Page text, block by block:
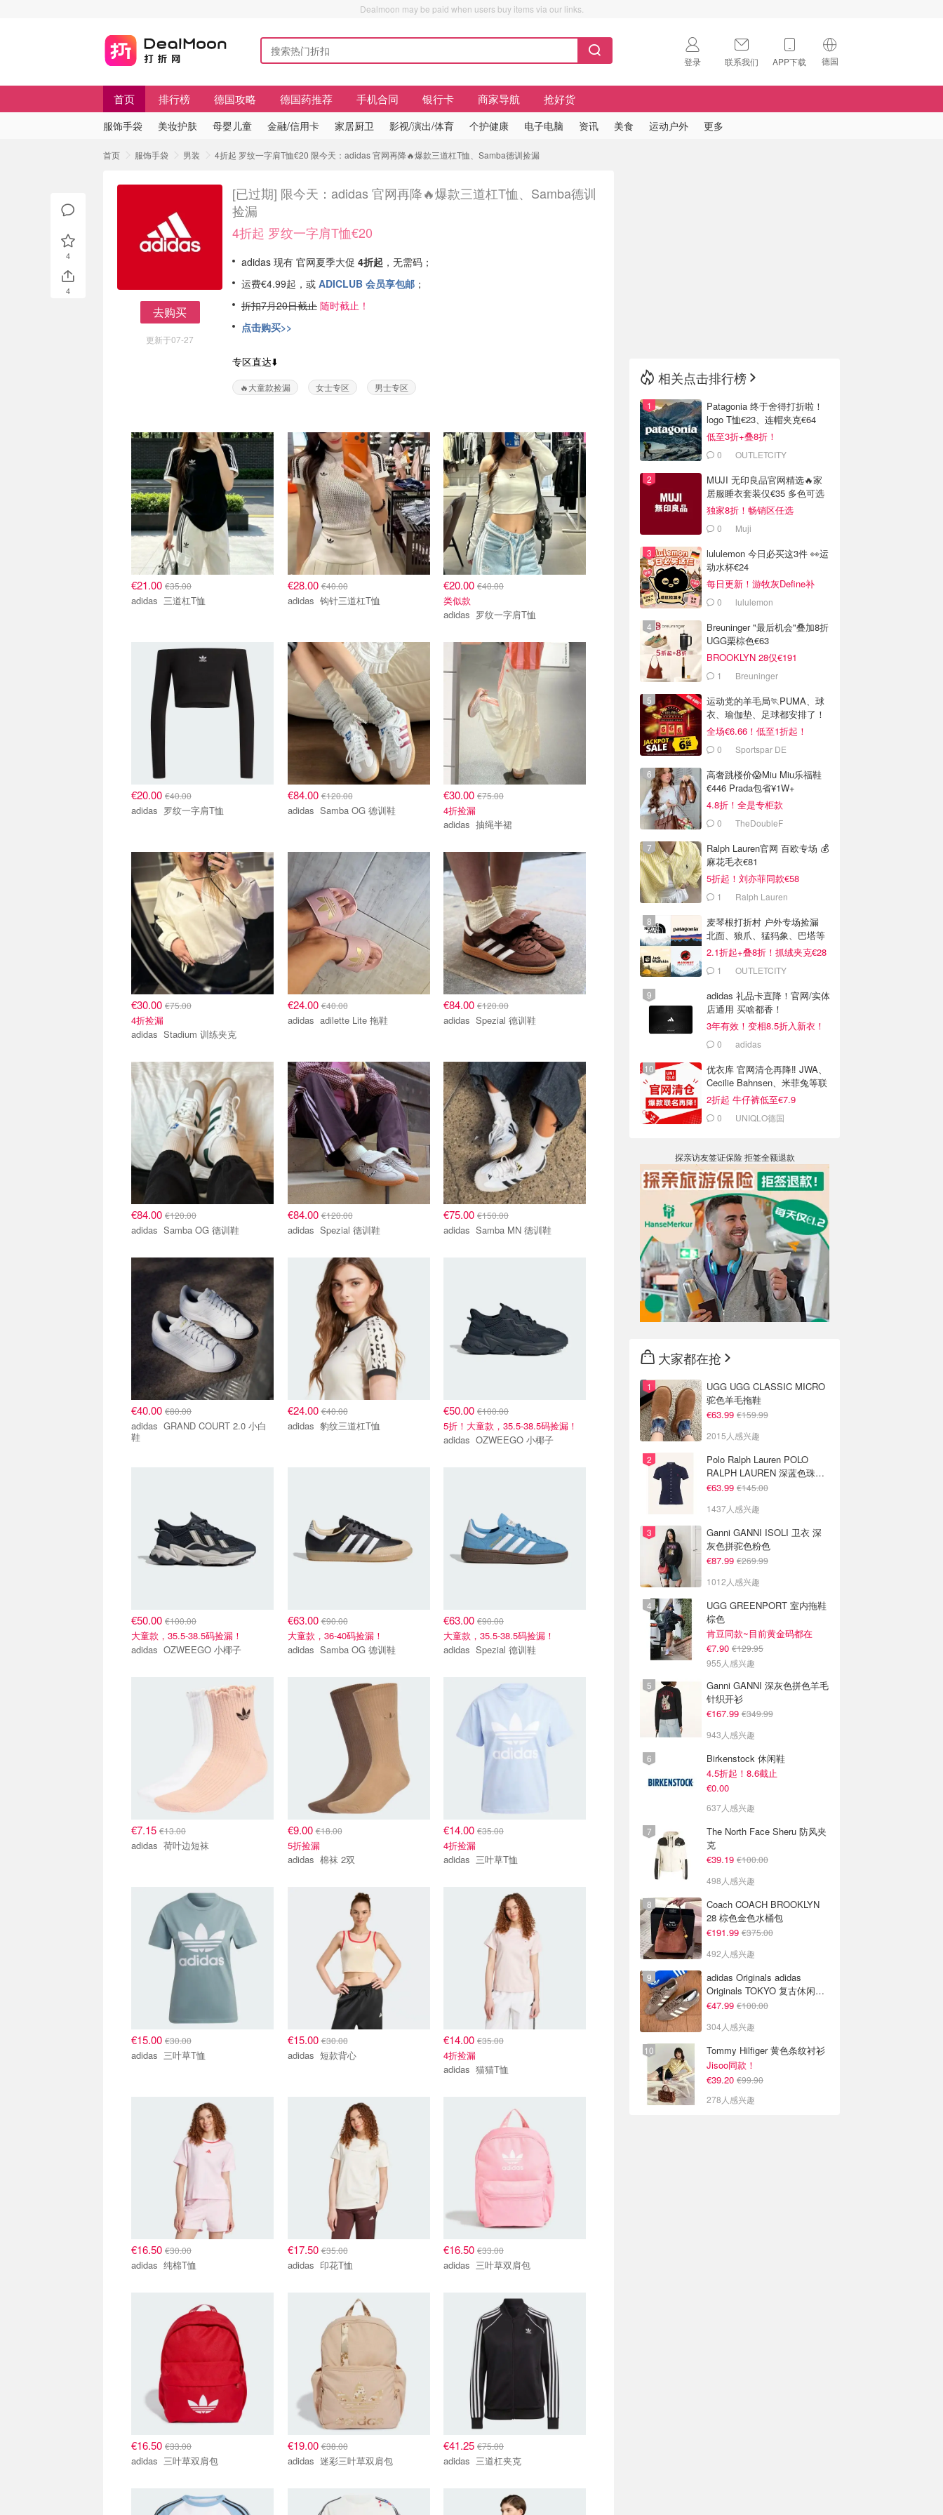
Dealmoon may be paid when users buy items via our links.
登录 联系我们 APP下载 德国
🇺🇸
首页 排行榜 德国攻略 德国药推荐 手机合同 银行卡 商家导航 抢好货
服饰手袋 美妆护肤 母婴儿童 金融/信用卡 家居厨卫 影视/演出/体育 个护健康 电子电脑 资讯 美食 运动户外 更多
首页 服饰手袋 男装 4折起 罗纹一字肩T恤€20 限今天：adidas 官网再降🔥爆款三道杠T恤、Samba德训捡漏
去购买
更新于07-27
[已过期] 限今天：adidas 官网再降🔥爆款三道杠T恤、Samba德训
捡漏
4折起 罗纹一字肩T恤€20
adidas 现有 官网夏季大促 4折起 ，无需码；
运费€4.99起，或 ADICLUB 会员享包邮 ；
折扣7月20日截止 随时截止！
点击购买>>
专区直达⬇️
🔥大童款捡漏 女士专区 男士专区
€21.00 €35.00
adidas 三道杠T恤
€28.00€40.00
adidas 钩针三道杠T恤
€20.00 €40.00
类似款
adidas 罗纹一字肩T恤
€20.00 €40.00
adidas 罗纹一字肩T恤
€84.00€120.00
adidas Samba OG 德训鞋
€30.00 €75.00
4折捡漏
adidas 抽绳半裙
€30.00 €75.00
4折捡漏
adidas Stadium 训练夹克
€24.00€40.00
adidas adilette Lite 拖鞋
€84.00 €120.00
adidas Spezial 德训鞋
€84.00 €120.00
adidas Samba OG 德训鞋
€84.00€120.00
adidas Spezial 德训鞋
€75.00 €150.00
adidas Samba MN 德训鞋
€40.00 €80.00
adidas GRAND COURT 2.0 小白
鞋
€24.00€40.00
adidas 豹纹三道杠T恤
€50.00 €100.00
5折！大童款，35.5-38.5码捡漏！
adidas OZWEEGO 小椰子
€50.00 €100.00
大童款，35.5-38.5码捡漏！
adidas OZWEEGO 小椰子
€63.00€90.00
大童款，36-40码捡漏！
adidas Samba OG 德训鞋
€63.00 €90.00
大童款，35.5-38.5码捡漏！
adidas Spezial 德训鞋
€7.15 €13.00
adidas 荷叶边短袜
€9.00€18.00
5折捡漏
adidas 棉袜 2双
€14.00 €35.00
4折捡漏
adidas 三叶草T恤
€15.00 €30.00
adidas 三叶草T恤
€15.00€30.00
adidas 短款背心
€14.00 €35.00
4折捡漏
adidas 猫猫T恤
€16.50 €30.00
adidas 纯棉T恤
€17.50€35.00
adidas 印花T恤
€16.50 €33.00
adidas 三叶草双肩包
€16.50 €33.00
adidas 三叶草双肩包
€19.00€38.00
adidas 迷彩三叶草双肩包
€41.25 €75.00
adidas 三道杠夹克
4
4
相关点击排行榜
Patagonia 终于舍得打折啦！
logo T恤€23、连帽夹克€64
低至3折+叠8折！
0
OUTLETCITY
MUJI 无印良品官网精选🔥家
居服睡衣套装仅€35 多色可选
独家8折！畅销区任选
0 Muji
lululemon 今日必买这3件 👀运
动水杯€24
每日更新！游牧灰Define补
货！0 lululemon
Breuninger "最后机会"叠加8折
UGG栗棕色€63
BROOKLYN 28仅€191
1 Breuninger
运动党的羊毛局🏃PUMA、球
衣、瑜伽垫、足球都安排了！
全场€6.66！低至1折起！
0 Sportspar DE
高奢跳楼价😱Miu Miu乐福鞋
€446 Prada包省¥1W+
4.8折！全是专柜款
0 TheDoubleF
Ralph Lauren官网 百欧专场 💰
麻花毛衣€81
5折起！刘亦菲同款€58
1 Ralph Lauren
麦琴根打折村 户外专场捡漏
北面、狼爪、猛犸象、巴塔等
2.1折起+叠8折！抓绒夹克€28
1
OUTLETCITY
adidas 礼品卡直降！官网/实体
店通用 买啥都香！
3年有效！变相8.5折入新衣！
0 adidas
优衣库 官网清仓再降‼️ JWA、
Cecilie Bahnsen、米菲兔等联
名
2折起 牛仔裤低至€7.9
0 UNIQLO德国
探亲访友签证保险 拒签全额退款
大家都在抢
UGG UGG CLASSIC MICRO
驼色羊毛拖鞋
€63.99 €159.99
2015人感兴趣
Polo Ralph Lauren POLO
RALPH LAUREN 深蓝色珠地
布 Polo衫
€63.99 €145.00
1437人感兴趣
Ganni GANNI ISOLI 卫衣 深
灰色拼驼色粉色
€87.99 €269.99
1012人感兴趣
UGG GREENPORT 室内拖鞋
棕色
肯豆同款~目前黄金码都在
€7.90 €129.95
955人感兴趣
Ganni GANNI 深灰色拼色羊毛
针织开衫
€167.99 €349.99
943人感兴趣
Birkenstock 休闲鞋
4.5折起！8.6截止
€0.00
637人感兴趣
The North Face Sheru 防风夹
克
€39.19 €100.00
498人感兴趣
Coach COACH BROOKLYN
28 棕色金色水桶包
€191.99 €375.00
492人感兴趣
adidas Originals adidas
Originals TOKYO 复古休闲鞋
深棕色
€47.99 €100.00
304人感兴趣
Tommy Hilfiger 黄色条纹衬衫
Jisoo同款！
€39.20 €99.90
278人感兴趣